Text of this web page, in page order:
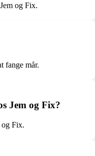
og Fix.
fange mår.
Jem og Fix?
og Fix.